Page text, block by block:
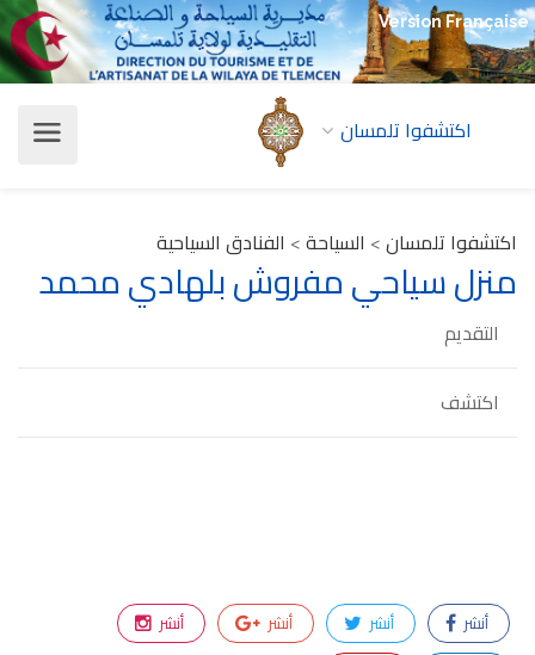
Version Française
اكتشفوا تلمسان
اكتشفوا تلمسان> السياحة> الفنادق السياحية
منزل سياحي مفروش بلهادي محمد
التقديم
اكتشف
أنشر أنشر أنشر
أنشر